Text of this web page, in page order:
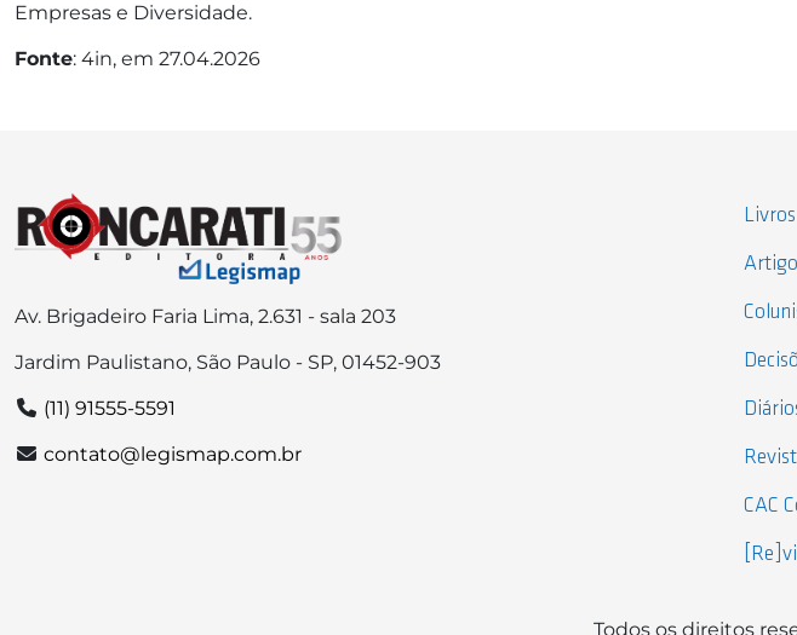
Empresas e Diversidade.
Fonte: 4in, em 27.04.2026
Av. Brigadeiro Faria Lima, 2.631 - sala 203
Jardim Paulistano, São Paulo - SP, 01452-903
(11) 91555-5591
contato@legismap.com.br
Livros
CAC
Todos os direitos